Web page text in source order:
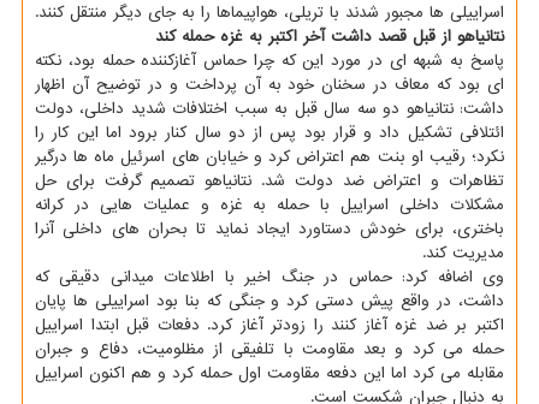
اسراییلی ها مجبور شدند با تریلی، هواپیماها را به جای دیگر منتقل کنند.
نتانیاهو از قبل قصد داشت آخر اکتبر به غزه حمله کند
پاسخ به شبهه ای در مورد این که چرا حماس آغازکننده حمله بود، نکته
ای بود که معاف در سخنان خود به آن پرداخت و در توضیح آن اظهار
داشت: نتانیاهو دو سه سال قبل به سبب اختلافات شدید داخلی، دولت
ائتلافی تشکیل داد و قرار بود پس از دو سال کنار برود اما این کار را
نکرد؛ رقیب او بنت هم اعتراض کرد و خیابان های اسرئیل ماه ها درگیر
تظاهرات و اعتراض ضد دولت شد. نتانیاهو تصمیم گرفت برای حل
مشکلات داخلی اسراییل با حمله به غزه و عملیات هایی در کرانه
باختری، برای خودش دستاورد ایجاد نماید تا بحران های داخلی آنرا
مدیریت کند.
وی اضافه کرد: حماس در جنگ اخیر با اطلاعات میدانی دقیقی که
داشت، در واقع پیش دستی کرد و جنگی که بنا بود اسراییلی ها پایان
اکتبر بر ضد غزه آغاز کنند را زودتر آغاز کرد. دفعات قبل ابتدا اسراییل
حمله می کرد و بعد مقاومت با تلفیقی از مظلومیت، دفاع و جبران
مقابله می کرد اما این دفعه مقاومت اول حمله کرد و هم اکنون اسراییل
به دنبال جبران شکست است.